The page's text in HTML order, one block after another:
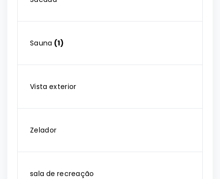
Sauna (1)
Vista exterior
Zelador
sala de recreação